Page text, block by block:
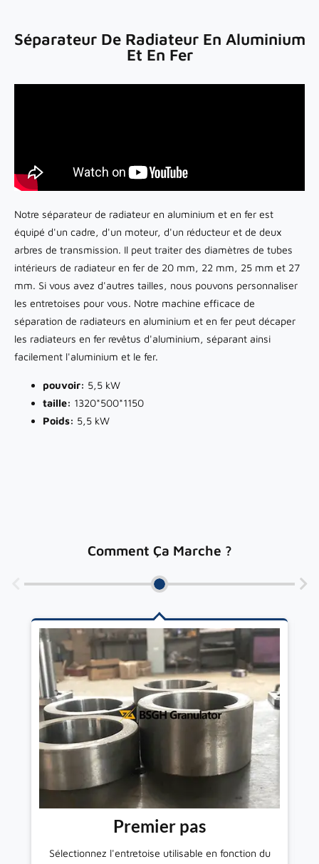
Séparateur De Radiateur En Aluminium
Et En Fer
Notre séparateur de radiateur en aluminium et en fer est
équipé d'un cadre, d'un moteur, d'un réducteur et de deux
arbres de transmission. Il peut traiter des diamètres de tubes
intérieurs de radiateur en fer de 20 mm, 22 mm, 25 mm et 27
mm. Si vous avez d'autres tailles, nous pouvons personnaliser
les entretoises pour vous. Notre machine efficace de
séparation de radiateurs en aluminium et en fer peut décaper
les radiateurs en fer revêtus d'aluminium, séparant ainsi
facilement l'aluminium et le fer.
pouvoir: 5,5 kW
taille: 1320*500*1150
Poids: 5,5 kW
Comment Ça Marche ?
Premier pas
Sélectionnez l'entretoise utilisable en fonction du